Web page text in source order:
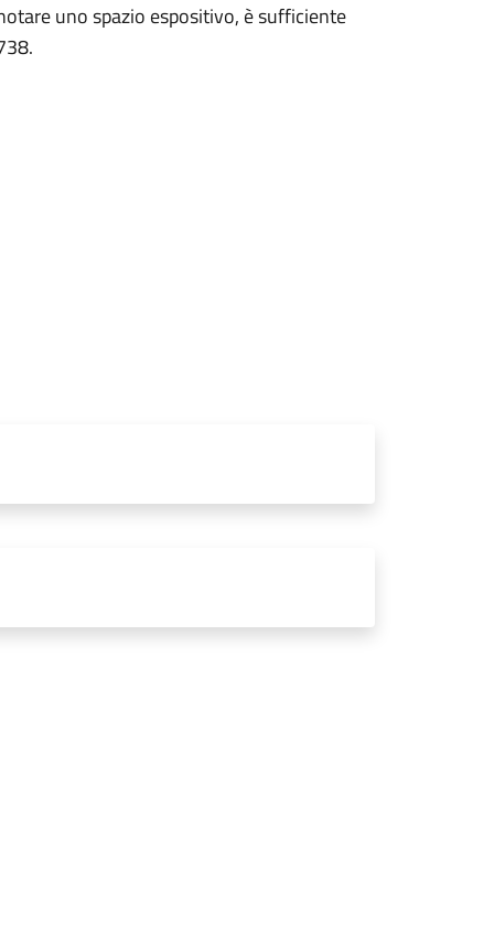
uno spazio espositivo, è sufficiente